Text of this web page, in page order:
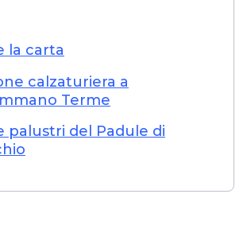
la carta
calzaturiera a
Terme
palustri del Padule di